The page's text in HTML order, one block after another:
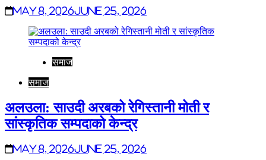
May 8, 2026June 25, 2026
समाज
समाज
अलउला: साउदी अरबको रेगिस्तानी मोती र
सांस्कृतिक सम्पदाको केन्द्र
May 8, 2026June 25, 2026